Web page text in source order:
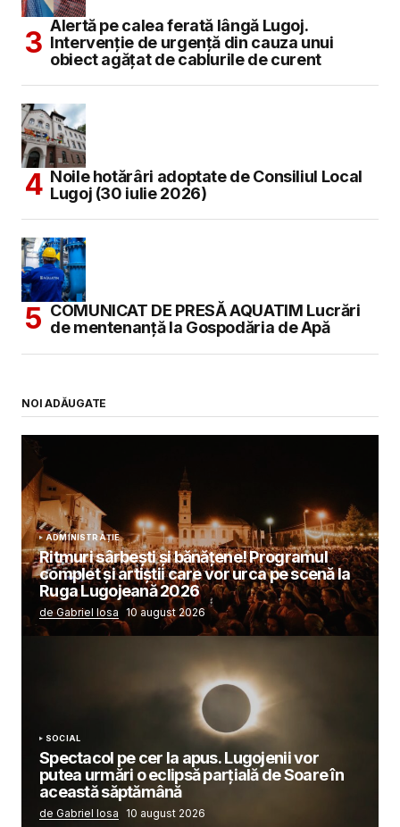
Alertă pe calea ferată lângă Lugoj.
Intervenție de urgență din cauza unui
obiect agățat de cablurile de curent
Noile hotărâri adoptate de Consiliul Local
Lugoj (30 iulie 2026)
COMUNICAT DE PRESĂ AQUATIM Lucrări
de mentenanță la Gospodăria de Apă
NOI ADĂUGATE
ADMINISTRAȚIE
Ritmuri sârbești și bănățene! Programul
complet și artiștii care vor urca pe scenă la
Ruga Lugojeană 2026
de Gabriel Iosa 10 august 2026
SOCIAL
Spectacol pe cer la apus. Lugojenii vor
putea urmări o eclipsă parțială de Soare în
această săptămână
de Gabriel Iosa 10 august 2026